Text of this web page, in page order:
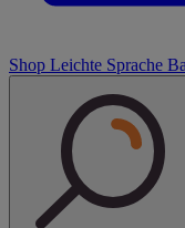
Shop Leichte Sprache